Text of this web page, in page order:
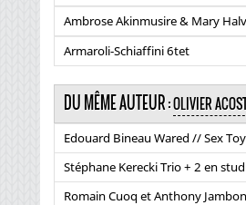
Ambrose Akinmusire & Mary
Armaroli-Schiaffini 6tet
DU MÊME AUTEUR :OLIVIER
Edouard Bineau Wared // Sex Toy
Stéphane Kerecki Trio + 2 en
Romain Cuoq et Anthony